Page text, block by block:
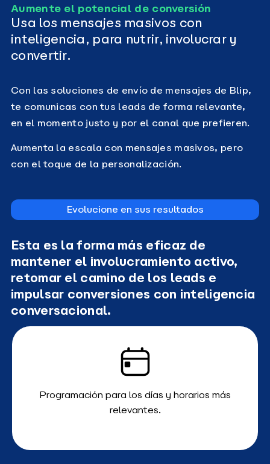
Aumente el potencial de conversión
Usa los mensajes masivos con
inteligencia, para nutrir, involucrar y
convertir.
Con las soluciones de envío de mensajes de Blip,
te comunicas con tus leads de forma relevante,
en el momento justo y por el canal que prefieren.
Aumenta la escala con mensajes masivos, pero
con el toque de la personalización.
Evolucione en sus resultados
Esta es la forma más eficaz de
mantener el involucramiento activo,
retomar el camino de los leads e
impulsar conversiones con inteligencia
conversacional.
Programación para los días y horarios más
relevantes.